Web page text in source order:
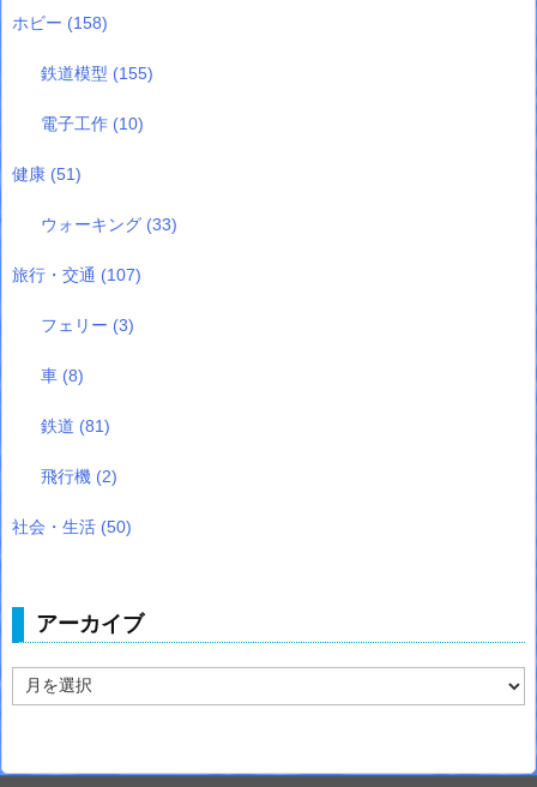
ホビー (158)
鉄道模型 (155)
電子工作 (10)
健康 (51)
ウォーキング (33)
旅行・交通 (107)
フェリー (3)
車 (8)
鉄道 (81)
飛行機 (2)
社会・生活 (50)
アーカイブ
ー